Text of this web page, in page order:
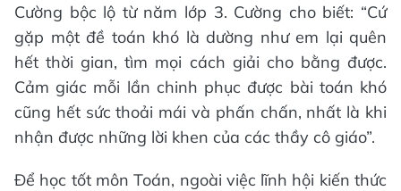
Cường bộc lộ từ năm lớp 3. Cường cho biết: “Cứ
gặp một đề toán khó là dường như em lại quên
hết thời gian, tìm mọi cách giải cho bằng được.
Cảm giác mỗi lần chinh phục được bài toán khó
cũng hết sức thoải mái và phấn chấn, nhất là khi
nhận được những lời khen của các thầy cô giáo”.
Để học tốt môn Toán, ngoài việc lĩnh hội kiến thức